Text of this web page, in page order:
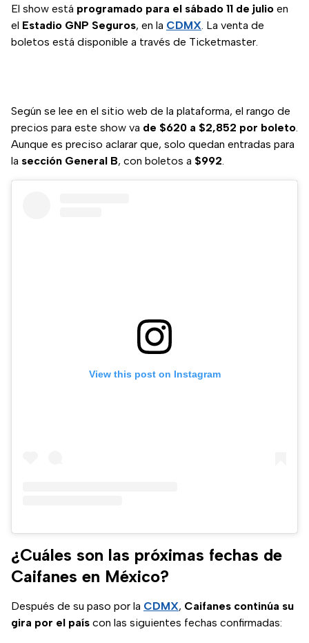
El show está programado para el sábado 11 de julio en
el Estadio GNP Seguros, en la CDMX. La venta de
boletos está disponible a través de Ticketmaster.
Según se lee en el sitio web de la plataforma, el rango de
precios para este show va de $620 a $2,852 por boleto.
Aunque es preciso aclarar que, solo quedan entradas para
la sección General B, con boletos a $992.
View this post on Instagram
¿Cuáles son las próximas fechas de
Caifanes en México?
Después de su paso por la CDMX, Caifanes continúa su
gira por el país con las siguientes fechas confirmadas: